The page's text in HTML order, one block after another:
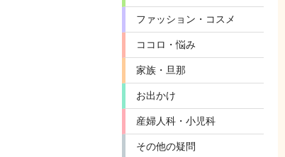
ファッション・コスメ
ココロ・悩み
家族・旦那
お出かけ
産婦人科・小児科
その他の疑問